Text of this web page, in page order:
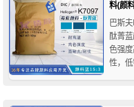
料(颜
巴斯
酞菁
色强
性，低